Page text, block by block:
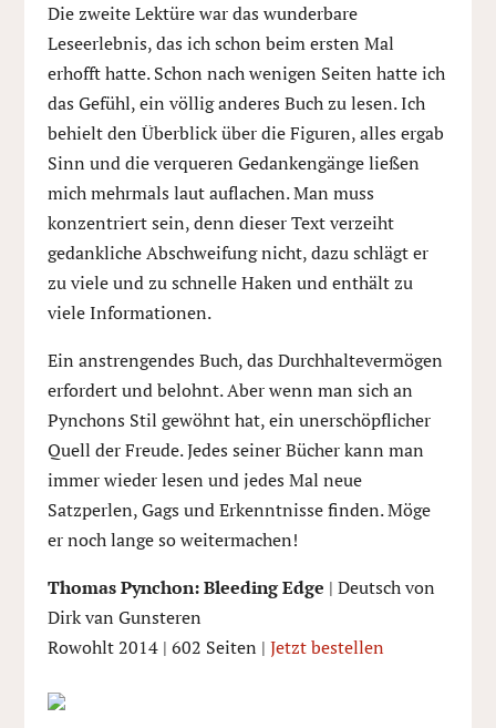
Die zweite Lektüre war das wunderbare
Leseerlebnis, das ich schon beim ersten Mal
erhofft hatte. Schon nach wenigen Seiten hatte ich
das Gefühl, ein völlig anderes Buch zu lesen. Ich
behielt den Überblick über die Figuren, alles ergab
Sinn und die verqueren Gedankengänge ließen
mich mehrmals laut auflachen. Man muss
konzentriert sein, denn dieser Text verzeiht
gedankliche Abschweifung nicht, dazu schlägt er
zu viele und zu schnelle Haken und enthält zu
viele Informationen.
Ein anstrengendes Buch, das Durchhaltevermögen
erfordert und belohnt. Aber wenn man sich an
Pynchons Stil gewöhnt hat, ein unerschöpflicher
Quell der Freude. Jedes seiner Bücher kann man
immer wieder lesen und jedes Mal neue
Satzperlen, Gags und Erkenntnisse finden. Möge
er noch lange so weitermachen!
Thomas Pynchon: Bleeding Edge | Deutsch von
Dirk van Gunsteren
Rowohlt 2014 | 602 Seiten | Jetzt bestellen